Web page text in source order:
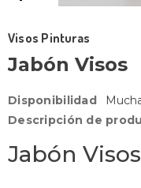
Visos Pinturas
Jabón Visos
Disponibilidad
Descripción de
Jabón Visos